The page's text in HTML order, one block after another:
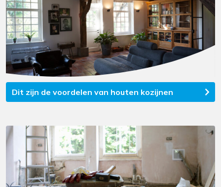
Dit zijn de voordelen van houten kozijnen